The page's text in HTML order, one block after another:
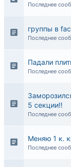
Последнее
группы в
Последнее
Падали
Последнее
5 секции!!
Последнее
Меняю 1 к.
Последнее